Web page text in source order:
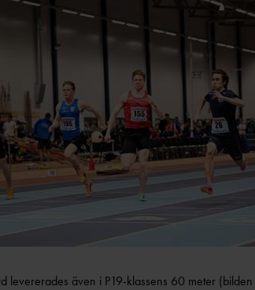
levererades även i P19-klassens 60 meter